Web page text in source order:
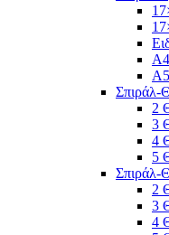
Α4
Α5
Σπιράλ-
2
3
4
5
Σπιράλ-
2
3
4